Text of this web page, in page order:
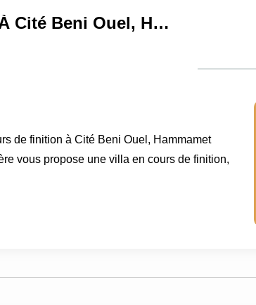
Villa Panorama À Cité Beni Ouel, Hammamet
de finition à Cité Beni Ouel, Hammamet
vous propose une villa en cours de finition,